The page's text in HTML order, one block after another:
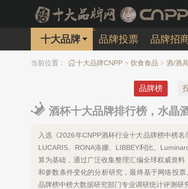
十大品牌 品牌投票 品牌招
当前位置： 十大品牌CNPP > 饮食食品 > 酒/酒
品牌榜
酒杯十大品牌排行榜，水晶
入选《2026年CNPP酒杯行业十大品牌榜中榜
LUCARIS、RONA洛娜、LIBBEY利比、
算为基础，通过广泛收集整理汇编全球权威资
和参数条件变化的分析研究，最终基于网络投
品牌榜中榜大数据研究部门专业调研统计评测研